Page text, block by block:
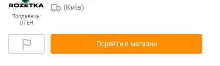
Продавець:
UTEH
(Київ)
Перейти в магазин